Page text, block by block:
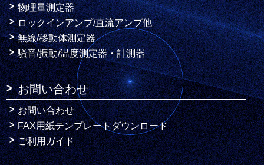
物理量測定器
ロックインアンプ/直流アンプ他
無線/移動体測定器
騒音/振動/温度測定器・計測器
お問い合わせ
お問い合わせ
FAX用紙テンプレートダウンロード
ご利用ガイド